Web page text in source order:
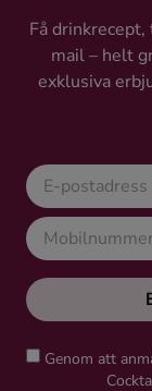
Få
mail – helt
exklusiva
Genom att